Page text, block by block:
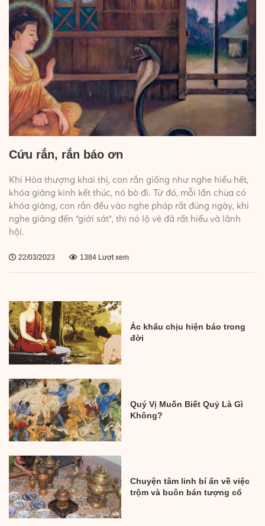
Cứu rắn, rắn báo ơn
Khi Hòa thượng khai thị, con rắn giống như nghe hiểu hết,
khóa giảng kinh kết thúc, nó bò đi. Từ đó, mỗi lần chùa có
khóa giảng, con rắn đều vào nghe pháp rất đúng ngày, khi
nghe giảng đến “giới sát”, thì nó lộ vẻ đã rất hiểu và lãnh
hội.
22/03/2023 1384 Lượt xem
Ác khẩu chịu hiện báo trong
đời
Quý Vị Muốn Biết Quỷ Là Gì
Không?
Chuyện tâm linh bí ẩn về việc
trộm và buôn bán tượng cổ